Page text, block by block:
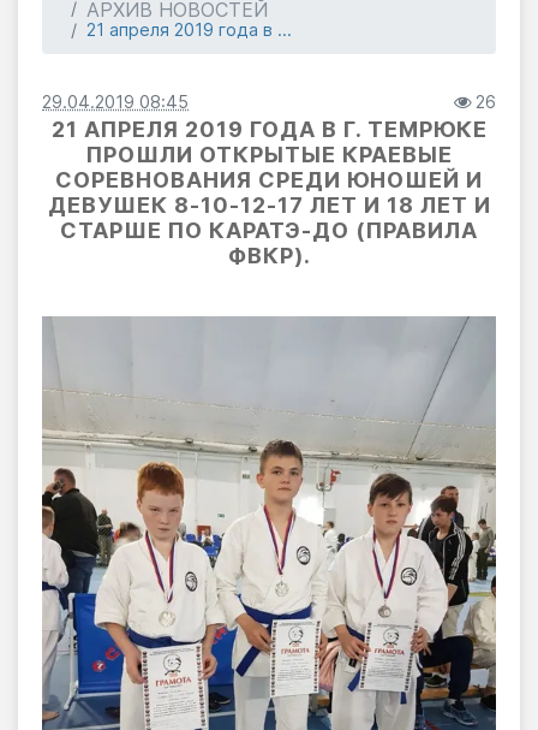
АРХИВ НОВОСТЕЙ
21 апреля 2019 года в ...
29.04.2019 08:45 26
21 АПРЕЛЯ 2019 ГОДА В Г. ТЕМРЮКЕ
ПРОШЛИ ОТКРЫТЫЕ КРАЕВЫЕ
СОРЕВНОВАНИЯ СРЕДИ ЮНОШЕЙ И
ДЕВУШЕК 8-10-12-17 ЛЕТ И 18 ЛЕТ И
СТАРШЕ ПО КАРАТЭ-ДО (ПРАВИЛА
ФВКР).